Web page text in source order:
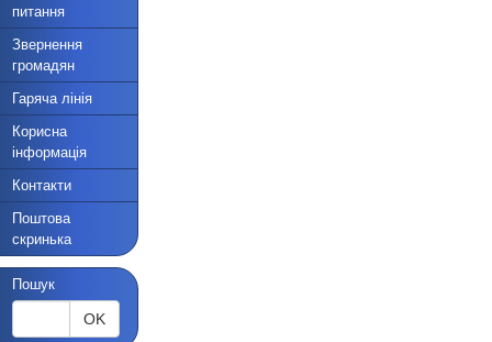
питання
Звернення
громадян
Гаряча лінія
Корисна
інформація
Контакти
Поштова
скринька
Пошук
OK